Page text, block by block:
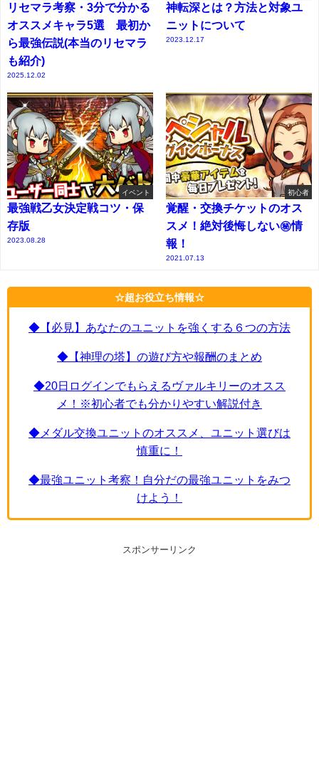
リセマラ考察・3分で分かる
オススメキャラ5選 最初か
ら最強伝説(本当のリセマラ
も紹介)
2025.12.02
神転深とは？方法と対象ユ
ニットについて
2023.12.17
イベント
最強戦乙女決定戦コツ・保
存版
2023.08.28
初心者
覚醒・交換チケットのオス
スメ！絶対後悔しない㊙情
報！
2021.07.13
☆超お役立ち情報☆
◆【必見】あなたのユニットを強くする６つの方法
◆【神理の塔】の遊び方や報酬のまとめ
◆20日ログインでもらえるヴァルキリーのオスス
メ！※初心者でも分かりやすい解説付き
◆メダル交換ユニットのオススメ、ユニット選びは
慎重に！
◆最強ユニット考察！自分だの最強ユニットをみつ
けよう！
スポンサーリンク